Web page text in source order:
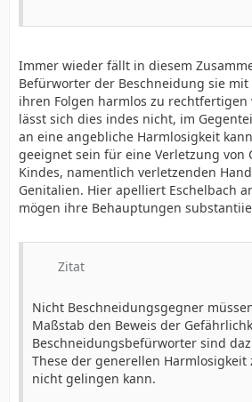
Immer wieder fällt in diesem
Befürworter der Beschneidung sie mit
ihren Folgen harmlos zu rechtfertigen
lässt sich dies indes nicht, im
an eine angebliche Harmlosigkeit
geeignet sein für eine Verletzung von
Kindes, namentlich verletzenden
Genitalien. Hier apelliert Eschelbach
mögen ihre Behauptungen
Zitat
Nicht Beschneidungsgegner
Maßstab den Beweis der
Beschneidungsbefürworter sind
These der generellen Harmlosigkeit
nicht gelingen kann.